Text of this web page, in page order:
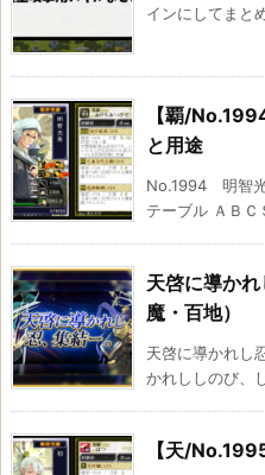
インにしてまと
【覇/
と用途
No.1994 明智
テーブル ＡＢＣ
天啓に導か
魔・百地）
天啓に導かれし
かれししのび、
【天/